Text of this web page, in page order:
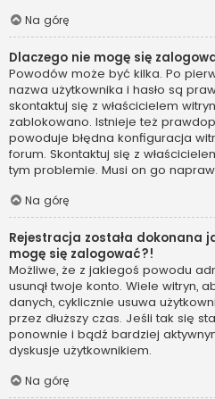
Na górę
Dlaczego nie mogę się
Powodów może być kilka. Po
nazwa użytkownika i hasło są
skontaktuj się z właścicielem
zablokowano. Istnieje też
powoduje błędna konfiguracja
forum. Skontaktuj się z
tym problemie. Musi on go
Na górę
Rejestracja została dokonana
mogę się zalogować?!
Możliwe, że z jakiegoś powodu
usunął twoje konto. Wiele witryn,
danych, cyklicznie usuwa
przez dłuższy czas. Jeśli tak się
ponownie i bądź bardziej
dyskusje użytkownikiem.
Na górę